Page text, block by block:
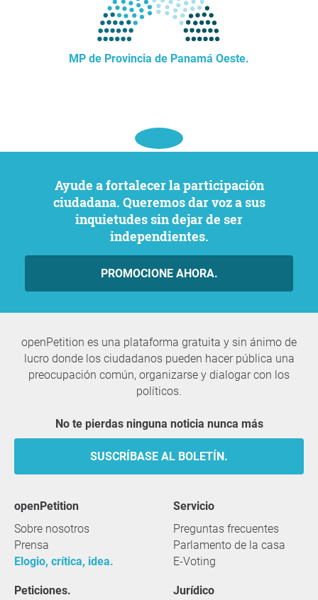
MP de Provincia de Panamá Oeste.
Ayude a fortalecer la participación
ciudadana. Queremos dar voz a sus
inquietudes sin dejar de ser
independientes.
PROMOCIONE AHORA.
openPetition es una plataforma gratuita y sin ánimo de
lucro donde los ciudadanos pueden hacer pública una
preocupación común, organizarse y dialogar con los
políticos.
No te pierdas ninguna noticia nunca más
SUSCRÍBASE AL BOLETÍN.
openPetition
Sobre nosotros
Prensa
Elogio, crítica, idea.
servicio
Preguntas frecuentes
Parlamento de la casa
E-Voting
Peticiones. Jurídico